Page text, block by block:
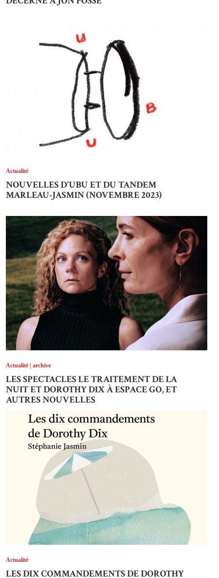
Actualité
NOUVELLES D'UBU ET DU TANDEM
MARLEAU-JASMIN (NOVEMBRE 2023)
Actualité | archive
LES SPECTACLES LE TRAITEMENT DE LA
NUIT ET DOROTHY DIX À ESPACE GO, ET
AUTRES NOUVELLES
Actualité
LES DIX COMMANDEMENTS DE DOROTHY